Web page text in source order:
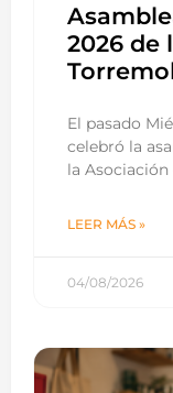
2026 de
El pasado
celebró la
la Asociación
LEER MÁS »
04/08/2026